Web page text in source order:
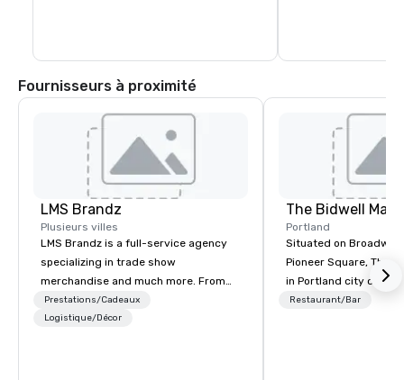
Fournisseurs à proximité
LMS Brandz
Plusieurs villes
LMS Brandz is a full-service agency
specializing in trade show
merchandise and much more. From
booth giveaways and branded apparel
to executive gifting, displays,
Prestations/Cadeaux
Logistique/Décor
The Bidwell
Portland
Situated on
Pioneer Square, The
in Portland city center
edge of the forest:
Restaurant/Bar